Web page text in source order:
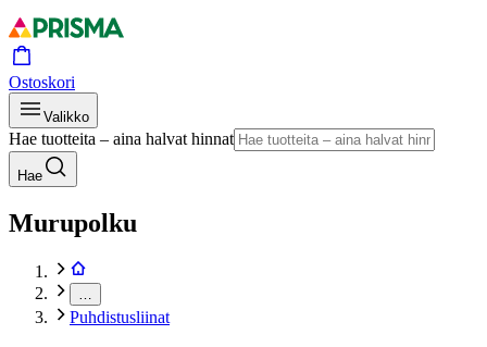
Ostoskori
Valikko
Hae tuotteita – aina halvat hinnat
Hae
Murupolku
Puhdistusliinat